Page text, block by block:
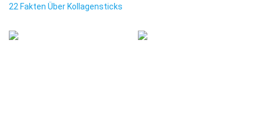
22 Fakten Über Kollagensticks